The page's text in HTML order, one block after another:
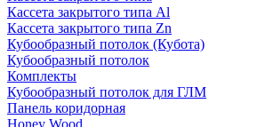
Кассета закрытого типа Al
Кассета закрытого типа Zn
Кубообразный потолок (Кубота)
Кубообразный потолок
Комплекты
Кубообразный потолок для ГЛМ
Панель коридорная
Honey Wood